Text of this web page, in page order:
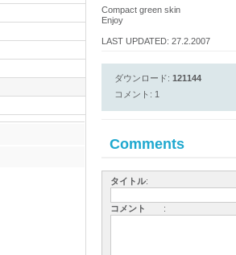
Compact green skin
Enjoy
LAST UPDATED: 27.2.2007
ダウンロード: 121144
コメント: 1
Comments
タイトル:
コメント :